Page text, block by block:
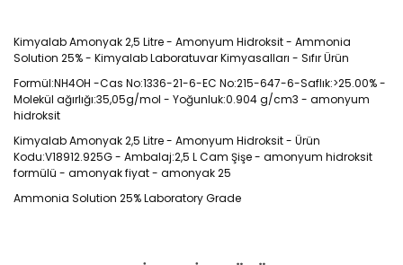
Kimyalab Amonyak 2,5 Litre - Amonyum Hidroksit - Ammonia
Solution 25% - Kimyalab Laboratuvar Kimyasalları - Sıfır Ürün
Formül:NH4OH -Cas No:1336-21-6-EC No:215-647-6-Saflık:>25.00% -
Molekül ağırlığı:35,05g/mol - Yoğunluk:0.904 g/cm3 - amonyum
hidroksit
Kimyalab Amonyak 2,5 Litre - Amonyum Hidroksit - Ürün
Kodu:V18912.925G - Ambalaj:2,5 L Cam Şişe - amonyum hidroksit
formülü - amonyak fiyat - amonyak 25
Ammonia Solution 25% Laboratory Grade